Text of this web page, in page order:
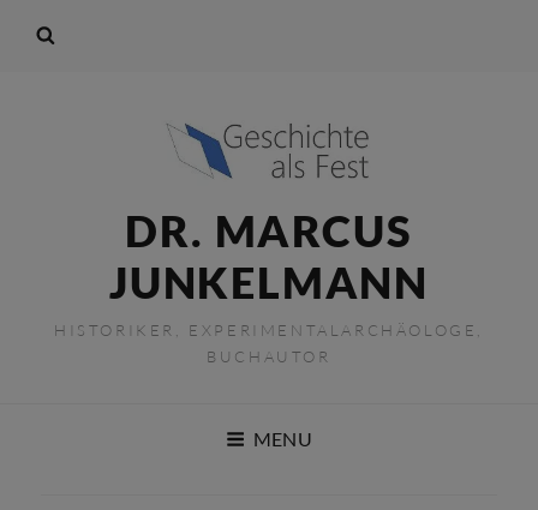
DR. MARCUS
JUNKELMANN
HISTORIKER, EXPERIMENTALARCHÄOLOGE,
BUCHAUTOR
MENU